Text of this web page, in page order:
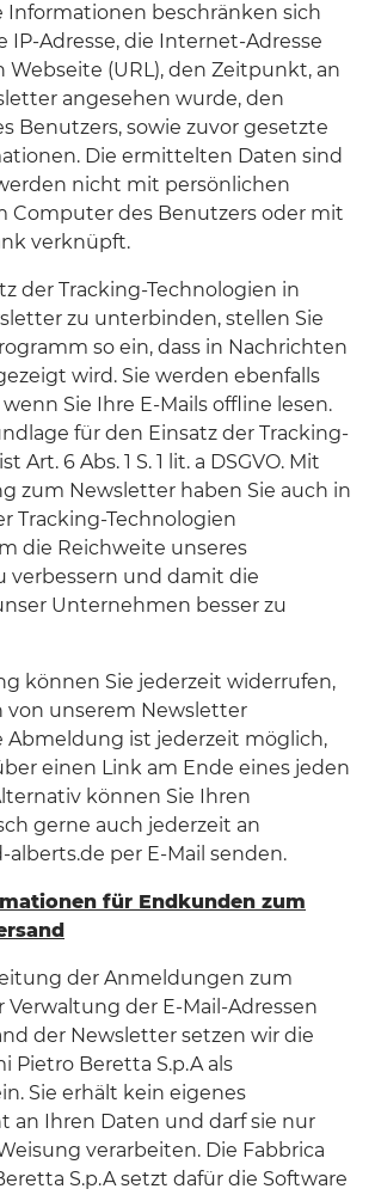
Informationen beschränken sich
IP-Adresse, die Internet-Adresse
(URL), den Zeitpunkt, an
angesehen wurde, den
Benutzers, sowie zuvor gesetzte
Die ermittelten Daten sind
nicht mit persönlichen
Computer des Benutzers oder mit
verknüpft.
der Tracking-Technologien in
zu unterbinden, stellen Sie
so ein, dass in Nachrichten
wird. Sie werden ebenfalls
Sie Ihre E-Mails offline lesen.
für den Einsatz der Tracking-
Art. 6 Abs. 1 S. 1 lit. a DSGVO. Mit
zum Newsletter haben Sie auch in
Tracking-Technologien
die Reichweite unseres
verbessern und damit die
Unternehmen besser zu
können Sie jederzeit widerrufen,
von unserem Newsletter
Abmeldung ist jederzeit möglich,
einen Link am Ende eines jeden
können Sie Ihren
gerne auch jederzeit an
alberts.de per E-Mail senden.
für Endkunden zum
der Anmeldungen zum
Verwaltung der E-Mail-Adressen
der Newsletter setzen wir die
Pietro Beretta S.p.A als
Sie erhält kein eigenes
an Ihren Daten und darf sie nur
verarbeiten. Die Fabbrica
S.p.A setzt dafür die Software